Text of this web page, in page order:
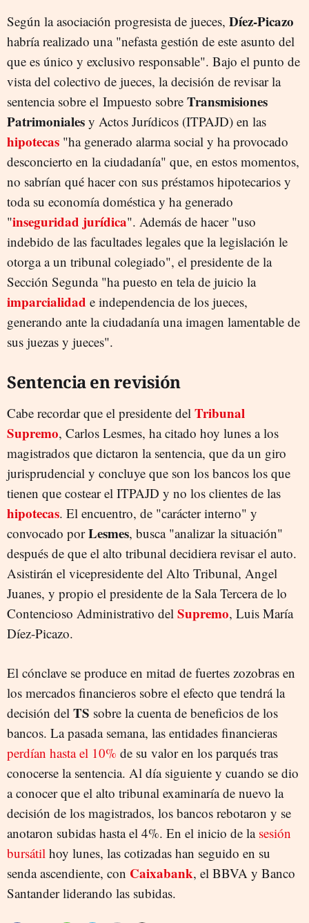
Según la asociación progresista de jueces, Díez-Picazo
habría realizado una "nefasta gestión de este asunto del
que es único y exclusivo responsable". Bajo el punto de
vista del colectivo de jueces, la decisión de revisar la
sentencia sobre el Impuesto sobre Transmisiones
Patrimoniales y Actos Jurídicos (ITPAJD) en las
hipotecas "ha generado alarma social y ha provocado
desconcierto en la ciudadanía" que, en estos momentos,
no sabrían qué hacer con sus préstamos hipotecarios y
toda su economía doméstica y ha generado
"inseguridad jurídica". Además de hacer "uso
indebido de las facultades legales que la legislación le
otorga a un tribunal colegiado", el presidente de la
Sección Segunda "ha puesto en tela de juicio la
imparcialidad e independencia de los jueces,
generando ante la ciudadanía una imagen lamentable de
sus juezas y jueces".
Sentencia en revisión
Cabe recordar que el presidente del Tribunal
Supremo, Carlos Lesmes, ha citado hoy lunes a los
magistrados que dictaron la sentencia, que da un giro
jurisprudencial y concluye que son los bancos los que
tienen que costear el ITPAJD y no los clientes de las
hipotecas. El encuentro, de "carácter interno" y
convocado porLesmes, busca "analizar la situación"
después de que el alto tribunal decidiera revisar el auto.
Asistirán el vicepresidente del Alto Tribunal, Angel
Juanes, y propio el presidente de la Sala Tercera de lo
Contencioso Administrativo del Supremo, Luis María
Díez-Picazo.
El cónclave se produce en mitad de fuertes zozobras en
los mercados financieros sobre el efecto que tendrá la
decisión del TS sobre la cuenta de beneficios de los
bancos. La pasada semana, las entidades financieras
perdían hasta el 10% de su valor en los parqués tras
conocerse la sentencia. Al día siguiente y cuando se dio
a conocer que el alto tribunal examinaría de nuevo la
decisión de los magistrados, los bancos rebotaron y se
anotaron subidas hasta el 4%. En el inicio de la sesión
bursátil hoy lunes, las cotizadas han seguido en su
senda ascendiente, con Caixabank, el BBVA y Banco
Santander liderando las subidas.